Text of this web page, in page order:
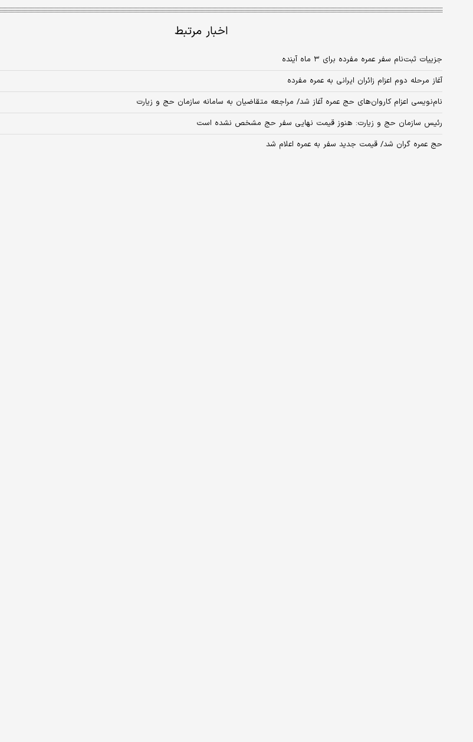
اخبار مرتبط
جزییات ثبت‌نام سفر عمره مفرده برای ۳ ماه آینده
آغاز مرحله دوم اعزام زائران ایرانی به عمره مفرده
نام‌نویسی اعزام کاروان‌های حج عمره آغاز شد/ مراجعه متقاضیان به سامانه سازمان حج و زیارت
رئیس سازمان حج و زیارت: هنوز قیمت نهایی سفر حج مشخص نشده است
حج عمره گران شد/ قیمت جدید سفر به عمره اعلام شد